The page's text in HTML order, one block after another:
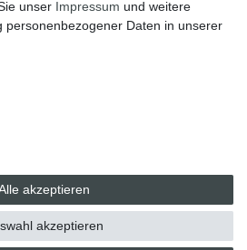
2026 | Alle Rechte vorbehalten.
unser Impressum und weitere
personenbezogener Daten in unserer
akzeptieren
akzeptieren